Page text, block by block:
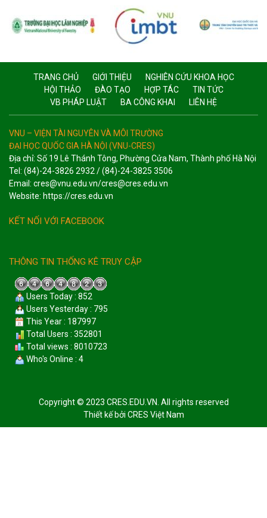
TRANG CHỦ GIỚI THIỆU
NGHIÊN CỨU KHOA HỌC
HỘI THẢO
ĐÀO TẠO HỢP TÁC
TIN TỨC
VB PHÁP LUẬT
BA CÔNG KHAI LIÊN HỆ
VNU – VIỆN TÀI NGUYÊN VÀ MÔI TRƯỜNG
ĐẠI HỌC QUỐC GIA HÀ NỘI (VNU-CRES)
Địa chỉ: Số 19 Lê Thánh Tông, Phường Cửa Nam, Thành phố Hà Nội
Tel: (84)-24-3826 2932 / (84)-24-3825 3506
Email: cres@vnu.edu.vn/cres@cres.edu.vn
Website: https://cres.edu.vn
KẾT NỐI VỚI FACEBOOK
THÔNG TIN THỐNG KÊ TRUY CẬP
Users Today : 852
Users Yesterday : 795
This Year : 187997
Total Users : 352801
Total views : 8010723
Who's Online : 4
Copyright © 2023 CRES.EDU.VN. All rights reserved
Thiết kế bởi CRES Việt Nam